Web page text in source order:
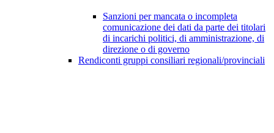
Sanzioni per mancata o incompleta
comunicazione dei dati da parte dei titolari
di incarichi politici, di amministrazione, di
direzione o di governo
Rendiconti gruppi consiliari regionali/provinciali